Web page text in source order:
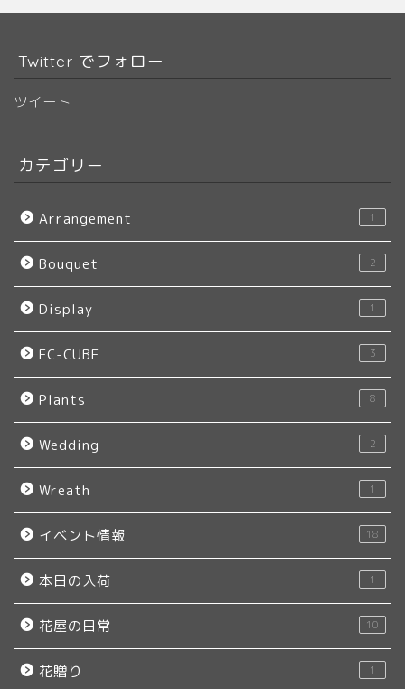
Twitter でフォロー
ツイート
カテゴリー
Arrangement 1
Bouquet 2
Display 1
EC-CUBE 3
Plants 8
Wedding 2
Wreath 1
イベント情報 18
本日の入荷 1
花屋の日常 10
花贈り 1